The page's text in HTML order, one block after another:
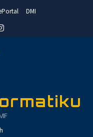
DMI